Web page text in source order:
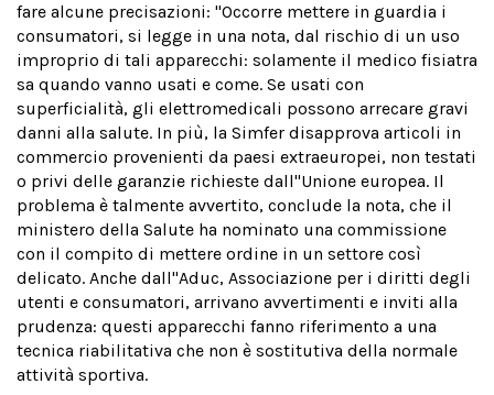
fare alcune precisazioni: "Occorre mettere in guardia i
consumatori, si legge in una nota, dal rischio di un uso
improprio di tali apparecchi: solamente il medico fisiatra
sa quando vanno usati e come. Se usati con
superficialità, gli elettromedicali possono arrecare gravi
danni alla salute. In più, la Simfer disapprova articoli in
commercio provenienti da paesi extraeuropei, non testati
o privi delle garanzie richieste dall''Unione europea. Il
problema è talmente avvertito, conclude la nota, che il
ministero della Salute ha nominato una commissione
con il compito di mettere ordine in un settore così
delicato. Anche dall''Aduc, Associazione per i diritti degli
utenti e consumatori, arrivano avvertimenti e inviti alla
prudenza: questi apparecchi fanno riferimento a una
tecnica riabilitativa che non è sostitutiva della normale
attività sportiva.